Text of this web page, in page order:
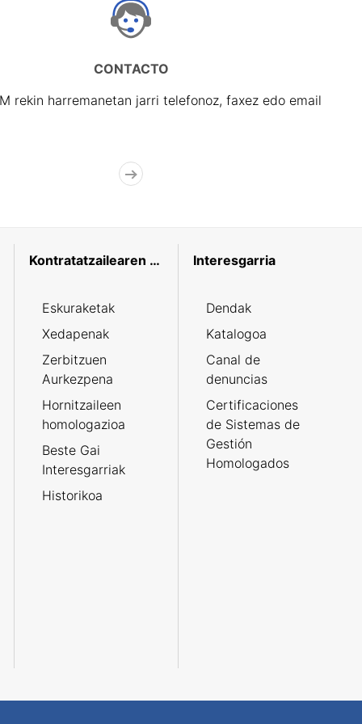
CONTACTO
rekin harremanetan jarri telefonoz, faxez edo email
Kontratatzailearen profila
Eskuraketak
Xedapenak
Zerbitzuen
Aurkezpena
Hornitzaileen
homologazioa
Beste Gai
Interesgarriak
Historikoa
Interesgarria
Dendak
Katalogoa
Canal de
denuncias
Certificaciones
de Sistemas de
Gestión
Homologados